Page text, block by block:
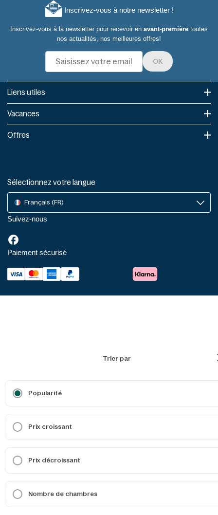
Trier par
Popularité
Prix croissant
Prix décroissant
Nombre de chambres
Inscrivez-vous à notre newsletter !
Inscrivez-vous à la newsletter pour recevoir en avant-première toutes
nos actualités, nos meilleures offres!
OK
Liens utiles​
Vacances
Offres
Sélectionnez votre langue
Français (FR)
Suivez-nous
Paiement sécurisé